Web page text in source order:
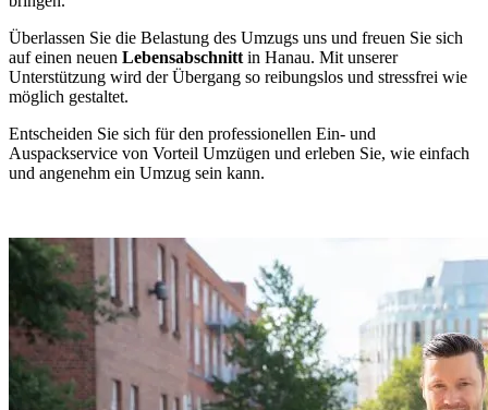
Überlassen Sie die Belastung des Umzugs uns und freuen Sie sich
auf einen neuen Lebensabschnitt in Hanau. Mit unserer
Unterstützung wird der Übergang so reibungslos und stressfrei wie
möglich gestaltet.
Entscheiden Sie sich für den professionellen Ein- und
Auspackservice von Vorteil Umzügen und erleben Sie, wie einfach
und angenehm ein Umzug sein kann.